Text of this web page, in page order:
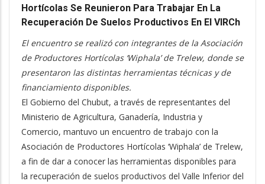
Hortícolas Se Reunieron Para Trabajar En La
Recuperación De Suelos Productivos En El VIRCh
El encuentro se realizó con integrantes de la Asociación
de Productores Hortícolas ‘Wiphala’ de Trelew, donde se
presentaron las distintas herramientas técnicas y de
financiamiento disponibles.
El Gobierno del Chubut, a través de representantes del
Ministerio de Agricultura, Ganadería, Industria y
Comercio, mantuvo un encuentro de trabajo con la
Asociación de Productores Hortícolas ‘Wiphala’ de Trelew,
a fin de dar a conocer las herramientas disponibles para
la recuperación de suelos productivos del Valle Inferior del